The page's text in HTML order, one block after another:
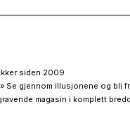
siden 2009
Se gjennom illusjonene og bli
magasin i komplett